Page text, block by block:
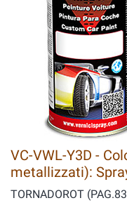
VC-VWL-Y3D -
metallizzati):
TORNADOROT